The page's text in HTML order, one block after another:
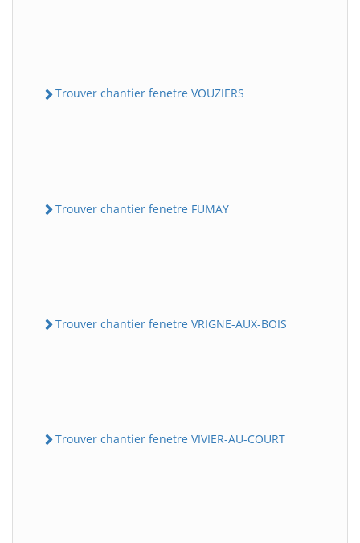
Trouver chantier fenetre VOUZIERS
Trouver chantier fenetre FUMAY
Trouver chantier fenetre VRIGNE-AUX-BOIS
Trouver chantier fenetre VIVIER-AU-COURT